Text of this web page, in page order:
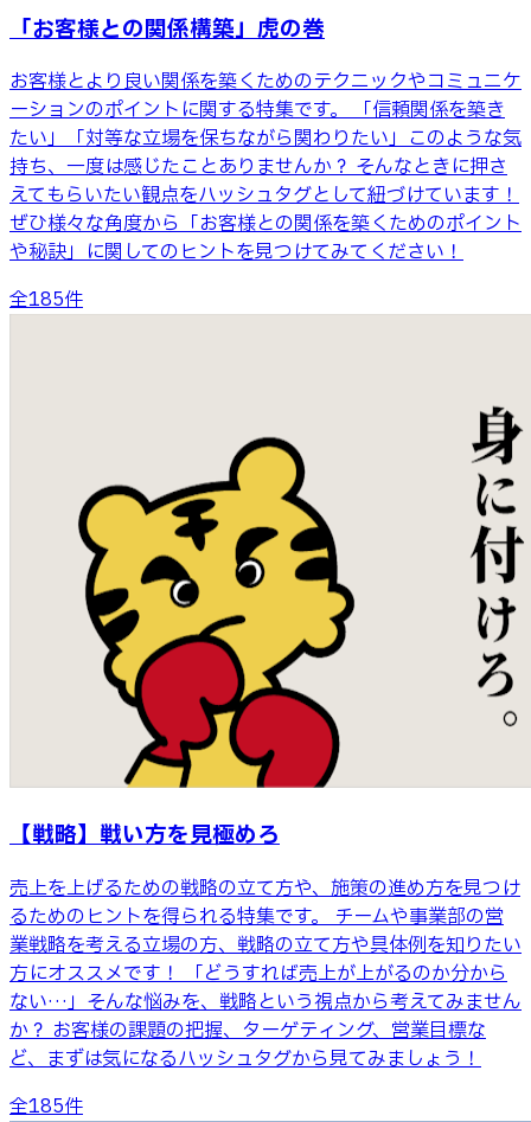
「お客様との関係構築」虎の巻
お客様とより良い関係を築くためのテクニックやコミュニケ
ーションのポイントに関する特集です。 「信頼関係を築き
たい」「対等な立場を保ちながら関わりたい」このような気
持ち、一度は感じたことありませんか？ そんなときに押さ
えてもらいたい観点をハッシュタグとして紐づけています！
ぜひ様々な角度から「お客様との関係を築くためのポイント
や秘訣」に関してのヒントを見つけてみてください！
全185件
【戦略】戦い方を見極めろ
売上を上げるための戦略の立て方や、施策の進め方を見つけ
るためのヒントを得られる特集です。 チームや事業部の営
業戦略を考える立場の方、戦略の立て方や具体例を知りたい
方にオススメです！ 「どうすれば売上が上がるのか分から
ない…」そんな悩みを、戦略という視点から考えてみません
か？ お客様の課題の把握、ターゲティング、営業目標な
ど、まずは気になるハッシュタグから見てみましょう！
全185件